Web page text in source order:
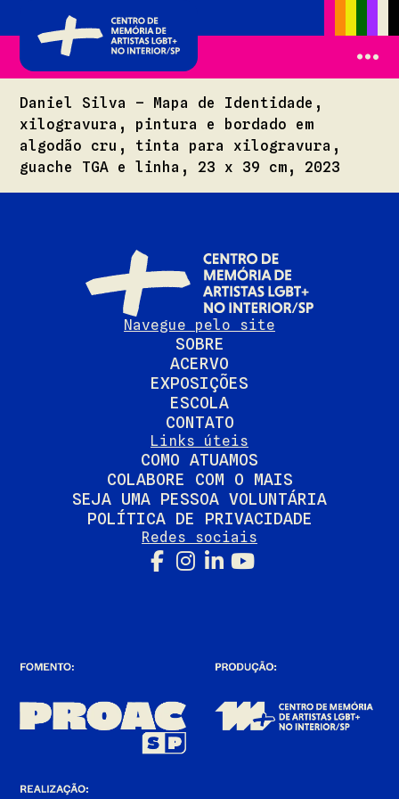
Daniel Silva – Mapa de Identidade,
xilogravura, pintura e bordado em
algodão cru, tinta para xilogravura,
guache TGA e linha, 23 x 39 cm, 2023
Navegue pelo site
SOBRE
ACERVO
EXPOSIÇÕES
ESCOLA
CONTATO
Links úteis
COMO ATUAMOS
COLABORE COM O MAIS
SEJA UMA PESSOA VOLUNTÁRIA
POLÍTICA DE PRIVACIDADE
Redes sociais